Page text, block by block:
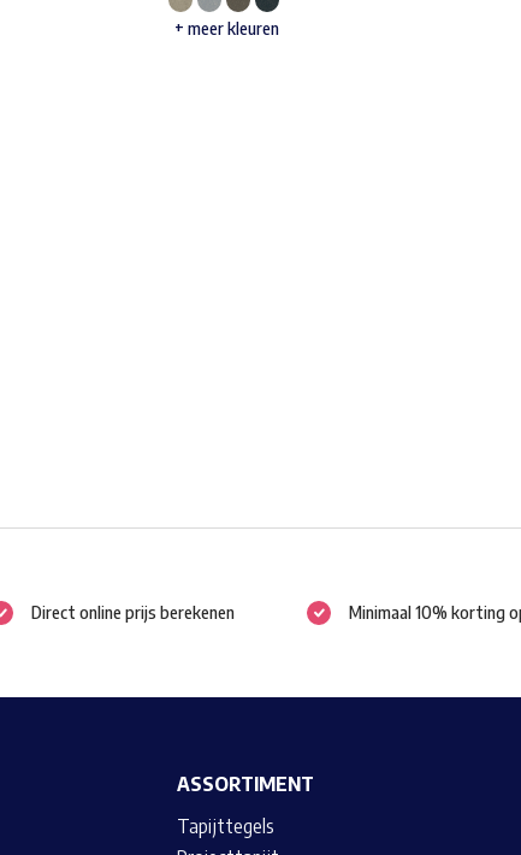
Dit
+ meer kleuren
Direct online prijs berekenen Minimaal 10% korting
ASSORTIMENT
Tapijttegels